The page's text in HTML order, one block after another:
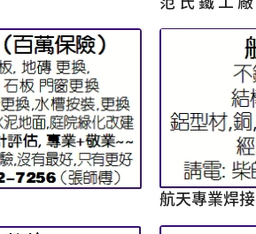
航天專業焊接